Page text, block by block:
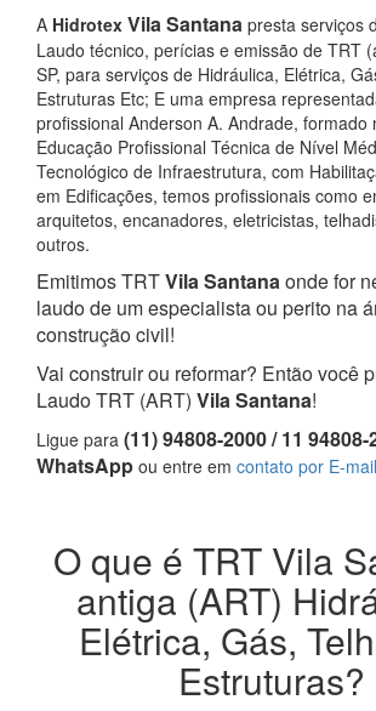
A Hidrotex Vila Santana presta serviços
Laudo técnico, perícias e emissão de TRT
SP, para serviços de Hidráulica, Elétrica,
Estruturas Etc; E uma empresa
profissional Anderson A. Andrade, formado
Educação Profissional Técnica de Nível
Tecnológico de Infraestrutura, com
em Edificações, temos profissionais como
arquitetos, encanadores, eletricistas,
outros.
Emitimos TRTVila Santanaonde for
laudo de um especialista ou perito na
construção civil!
Vai construir ou reformar? Então você
Laudo TRT (ART) Vila Santana!
Ligue para (11) 94808-2000 / 11 94808-
WhatsApp ou entre em contato por E-mail
O que é TRT Vila
antiga (ART)
Elétrica, Gás,
Estruturas?